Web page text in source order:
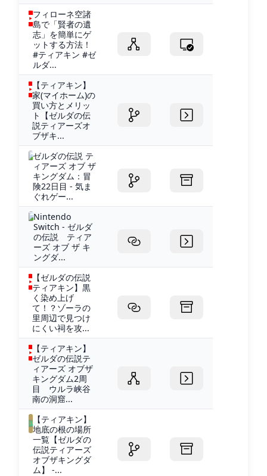
フィローネ空諸
島で「賢者の遺
志」を簡単にゲ
ットする方法！
#ティアキン #ゼ
ルダ...
【ティアキン】
家(マイホーム)の
買い方とメリッ
ト【ゼルダの伝
説ティアーズオ
ブザキ...
ゼルダの伝説 テ
ィアーズ オブ ザ
キングダム：冒
険22日目 - 気ま
ぐれゲー...
Nintendo
Switch - ゼルダ
の伝説 ティア
ーズ オブ ザ キ
ングダ...
【ゼルダの伝説
ティアキン】黒
く染め上げ
て！？ゾーラの
里周辺で見つけ
にくい祠を攻...
【ティアキン】
ゼルダの伝説テ
ィアーズ オブザ
キングダム2周
目 ウルラ峡谷
南の洞窟...
【ティアキン】
地底の根の場所
一覧【ゼルダの
伝説ティアーズ
オブザキングダ
ム】 -...